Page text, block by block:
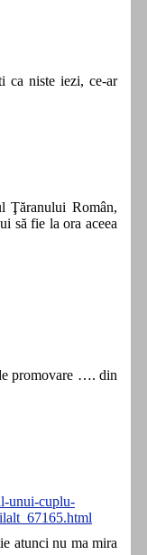
ca niste iezi, ce-ar
Ţăranului Român,
să fie la ora aceea
promovare …. din
unui-cuplu-
atunci nu ma mira